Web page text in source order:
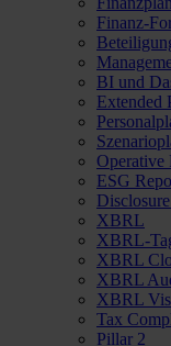
Finanz-
BI und
Extended
Operative
ESG
XBRL
XBRL-
XBRL
XBRL
XBRL
Tax
Pillar 2